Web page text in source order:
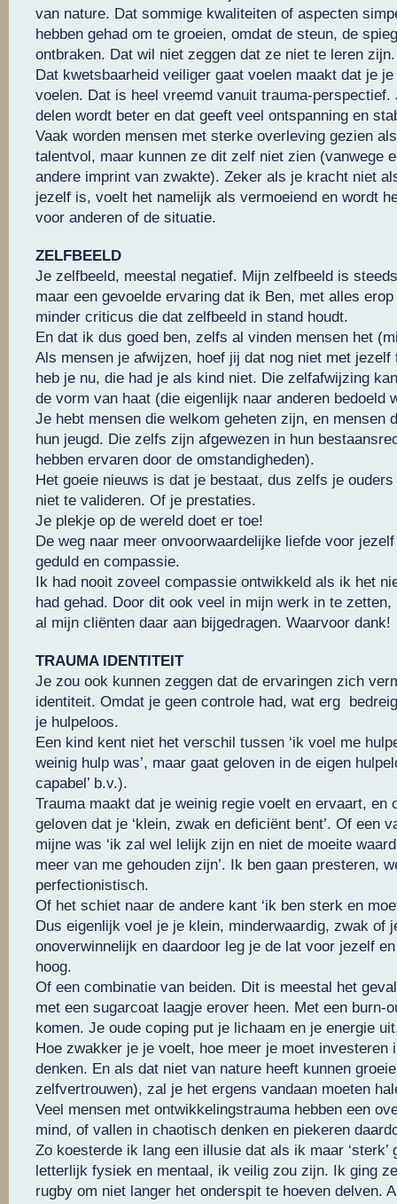
van nature. Dat sommige kwaliteiten of aspecten
hebben gehad om te groeien, omdat de steun, de
ontbraken. Dat wil niet zeggen dat ze niet te leren
Dat kwetsbaarheid veiliger gaat voelen maakt dat je
voelen. Dat is heel vreemd vanuit trauma-perspectief.
delen wordt beter en dat geeft veel ontspanning en
Vaak worden mensen met sterke overleving gezien
talentvol, maar kunnen ze dit zelf niet zien (vanwege
andere imprint van zwakte). Zeker als je kracht niet
jezelf is, voelt het namelijk als vermoeiend en wordt
voor anderen of de situatie.
ZELFBEELD
Je zelfbeeld, meestal negatief. Mijn zelfbeeld is steeds
maar een gevoelde ervaring dat ik Ben, met alles
minder criticus die dat zelfbeeld in stand houdt.
En dat ik dus goed ben, zelfs al vinden mensen het
Als mensen je afwijzen, hoef jij dat nog niet met jezelf
heb je nu, die had je als kind niet. Die zelfafwijzing
de vorm van haat (die eigenlijk naar anderen bedoeld
Je hebt mensen die welkom geheten zijn, en mensen
hun jeugd. Die zelfs zijn afgewezen in hun
hebben ervaren door de omstandigheden).
Het goeie nieuws is dat je bestaat, dus zelfs je
niet te valideren. Of je prestaties.
Je plekje op de wereld doet er toe!
De weg naar meer onvoorwaardelijke liefde voor
geduld en compassie.
Ik had nooit zoveel compassie ontwikkeld als ik het
had gehad. Door dit ook veel in mijn werk in te
al mijn cliënten daar aan bijgedragen. Waarvoor dank!
TRAUMA IDENTITEIT
Je zou ook kunnen zeggen dat de ervaringen zich
identiteit. Omdat je geen controle had, wat erg
je hulpeloos.
Een kind kent niet het verschil tussen ‘ik voel me
weinig hulp was’, maar gaat geloven in de eigen
capabel’ b.v.).
Trauma maakt dat je weinig regie voelt en ervaart, en
geloven dat je ‘klein, zwak en deficiënt bent’. Of een
mijne was ‘ik zal wel lelijk zijn en niet de moeite
meer van me gehouden zijn’. Ik ben gaan presteren,
perfectionistisch.
Of het schiet naar de andere kant ‘ik ben sterk en
Dus eigenlijk voel je je klein, minderwaardig, zwak of
onoverwinnelijk en daardoor leg je de lat voor jezelf
hoog.
Of een combinatie van beiden. Dit is meestal het
met een sugarcoat laagje erover heen. Met een burn-
komen. Je oude coping put je lichaam en je energie
Hoe zwakker je je voelt, hoe meer je moet investeren
denken. En als dat niet van nature heeft kunnen
zelfvertrouwen), zal je het ergens vandaan moeten
Veel mensen met ontwikkelingstrauma hebben een
mind, of vallen in chaotisch denken en piekeren
Zo koesterde ik lang een illusie dat als ik maar ‘sterk’
letterlijk fysiek en mentaal, ik veilig zou zijn. Ik ging
rugby om niet langer het onderspit te hoeven delven.